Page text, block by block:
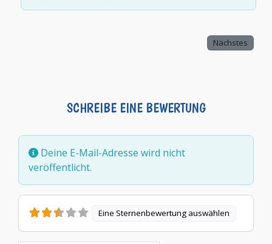
Nächstes
SCHREIBE EINE BEWERTUNG
Deine E-Mail-Adresse wird nicht
veröffentlicht.
Eine Sternenbewertung auswählen